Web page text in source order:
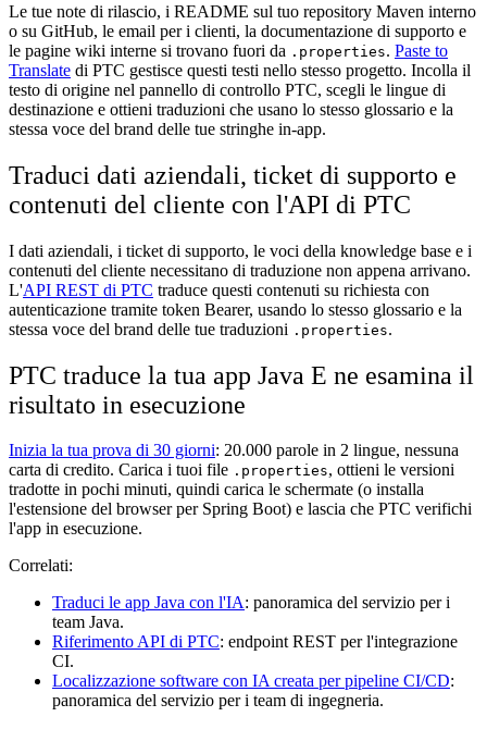
Le tue note di rilascio, i README sul tuo repository Maven interno
o su GitHub, le email per i clienti, la documentazione di supporto e
le pagine wiki interne si trovano fuori da .properties. Paste to
Translate di PTC gestisce questi testi nello stesso progetto. Incolla il
testo di origine nel pannello di controllo PTC, scegli le lingue di
destinazione e ottieni traduzioni che usano lo stesso glossario e la
stessa voce del brand delle tue stringhe in-app.
Traduci dati aziendali, ticket di supporto e
contenuti del cliente con l'API di PTC
I dati aziendali, i ticket di supporto, le voci della knowledge base e i
contenuti del cliente necessitano di traduzione non appena arrivano.
L'API REST di PTC traduce questi contenuti su richiesta con
autenticazione tramite token Bearer, usando lo stesso glossario e la
stessa voce del brand delle tue traduzioni .properties.
PTC traduce la tua app Java E ne esamina il
risultato in esecuzione
Inizia la tua prova di 30 giorni: 20.000 parole in 2 lingue, nessuna
carta di credito. Carica i tuoi file .properties, ottieni le versioni
tradotte in pochi minuti, quindi carica le schermate (o installa
l'estensione del browser per Spring Boot) e lascia che PTC verifichi
l'app in esecuzione.
Correlati:
Traduci le app Java con l'IA: panoramica del servizio per i
team Java.
Riferimento API di PTC: endpoint REST per l'integrazione
CI.
Localizzazione software con IA creata per pipeline CI/CD:
panoramica del servizio per i team di ingegneria.